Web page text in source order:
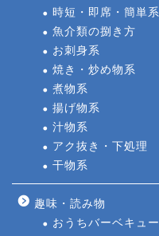
時短・即席・簡単系
魚介類の捌き方
お刺身系
焼き・炒め物系
煮物系
揚げ物系
汁物系
アク抜き・下処理
干物系
趣味・読み物
おうちバーベキュー